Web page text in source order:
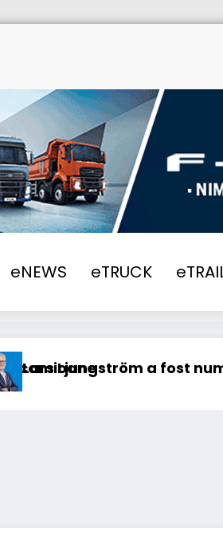
eNEWS eTRUCK
a fost numit director